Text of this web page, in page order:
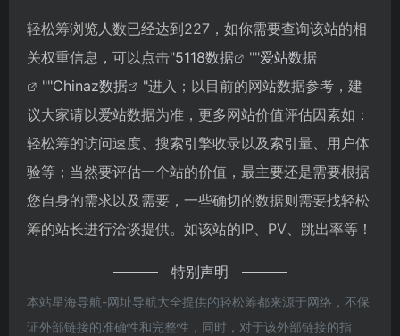
轻松筹浏览人数已经达到227，如你需要查询该站的相
关权重信息，可以点击"5118数据 ""爱站数据
""Chinaz数据
"进入；以目前的网站数据参考，建
议大家请以爱站数据为准，更多网站价值评估因素如：
轻松筹的访问速度、搜索引擎收录以及索引量、用户体
验等；当然要评估一个站的价值，最主要还是需要根据
您自身的需求以及需要，一些确切的数据则需要找轻松
筹的站长进行洽谈提供。如该站的IP、PV、跳出率等！
特别声明
本站星海导航-网址导航大全提供的轻松筹都来源于网络，不保
证外部链接的准确性和完整性，同时，对于该外部链接的指